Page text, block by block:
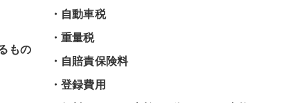
もの
・自動車税
・重量税
・自賠責保険料
・登録費用